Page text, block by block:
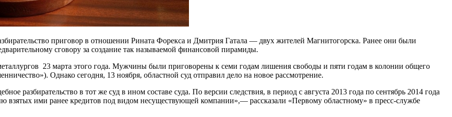
приговор в отношении Рината Форекса и Дмитрия Гатала — двух жителей Магнитогорска. Ранее они были
сговору за создание так называемой финансовой пирамиды.
23 марта этого года. Мужчины были приговорены к семи годам лишения свободы и пяти годам в колонии общего
Однако сегодня, 13 ноября, областной суд отправил дело на новое рассмотрение.
разбирательство в тот же суд в ином составе суда. По версии следствия, в период с августа 2013 года по сентябрь 2014 года
взятых ими ранее кредитов под видом несуществующей компании»,— рассказали «Первому областному» в пресс-службе